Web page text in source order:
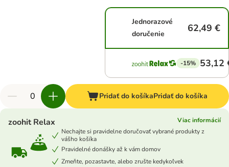
Jednorazové
doručenie
62,49 €
-15% 53,12
Pridať do košíkaPridať do košíka
zoohit Relax
Viac informácií
Nechajte si pravidelne doručovať vybrané produkty z
vášho košíka
Pravidelné donášky až k vám domov
Zmeňte, pozastavte, alebo zrušte kedykoľvek